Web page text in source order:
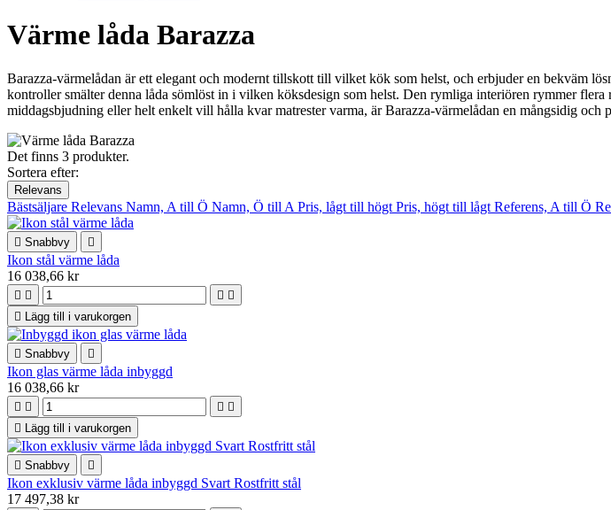
Värme låda Barazza
Barazza-värmelådan är ett elegant och modernt tillskott till vilket kök som helst, och erbjuder en bekväm
kontroller smälter denna låda sömlöst in i vilken köksdesign som helst. Den rymliga interiören rymmer
middagsbjudning eller helt enkelt vill hålla kvar matrester varma, är Barazza-värmelådan en mångsidig och
Det finns 3 produkter.
Sortera efter:
Relevans
Bästsäljare Relevans Namn, A till Ö Namn, Ö till A Pris, lågt till högt Pris, högt till lågt Referens, A till Ö
 Snabbvy 
Ikon stål värme låda
16 038,66 kr
   

Lägg till i varukorgen
 Snabbvy 
Ikon glas värme låda inbyggd
16 038,66 kr
   

Lägg till i varukorgen
 Snabbvy 
Ikon exklusiv värme låda inbyggd Svart Rostfritt stål
17 497,38 kr